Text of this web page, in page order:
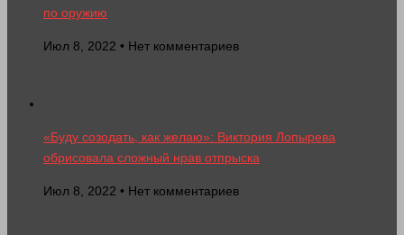
по оружию
Июл 8, 2022 • Нет комментариев
«Буду созодать, как желаю»: Виктория Лопырева
обрисовала сложный нрав отпрыска
Июл 8, 2022 • Нет комментариев